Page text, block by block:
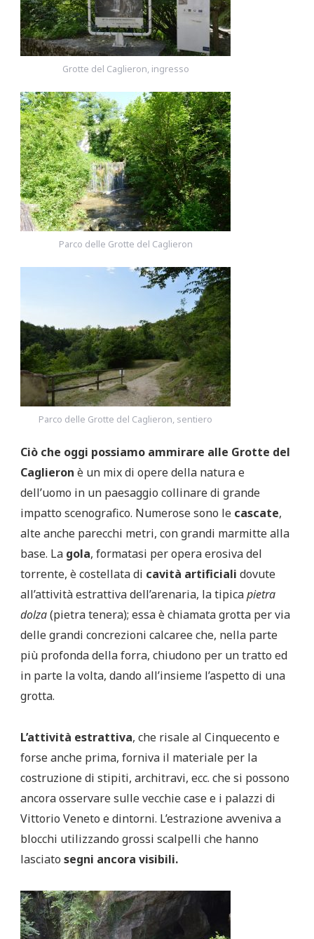
Grotte del Caglieron, ingresso
Parco delle Grotte del Caglieron
Parco delle Grotte del Caglieron, sentiero
Ciò che oggi possiamo ammirare alle Grotte del
Caglieron è un mix di opere della natura e
dell’uomo in un paesaggio collinare di grande
impatto scenografico. Numerose sono le cascate,
alte anche parecchi metri, con grandi marmitte alla
base. La gola, formatasi per opera erosiva del
torrente, è costellata di cavità artificiali dovute
all’attività estrattiva dell’arenaria, la tipicapietra
dolza(pietra tenera); essa è chiamata grotta per via
delle grandi concrezioni calcaree che, nella parte
più profonda della forra, chiudono per un tratto ed
in parte la volta, dando all’insieme l’aspetto di una
grotta.
L’attività estrattiva, che risale al Cinquecento e
forse anche prima, forniva il materiale per la
costruzione di stipiti, architravi, ecc. che si possono
ancora osservare sulle vecchie case e i palazzi di
Vittorio Veneto e dintorni. L’estrazione avveniva a
blocchi utilizzando grossi scalpelli che hanno
lasciato segni ancora visibili.